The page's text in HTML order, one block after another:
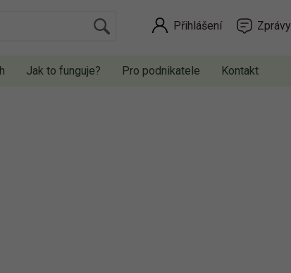
Přihlášení Zprávy
Jak to funguje? Pro podnikatele Kontakt